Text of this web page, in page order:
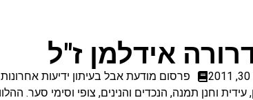
אידלמן ז"ל
פרסום מודעת אבל בעיתון ידיעות אחרונות